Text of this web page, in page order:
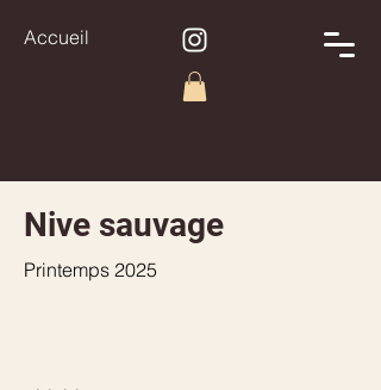
Accueil
Nive sauvage
Printemps 2025